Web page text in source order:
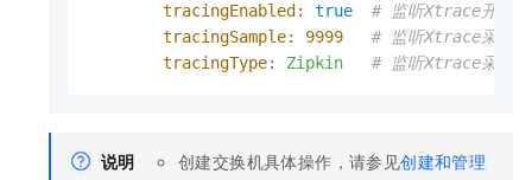
tracingEnabled:
true
# 监听Xtrace开关
tracingSample:
9999
# 监听Xtrace采样
tracingType:
Zipkin # 监听Xtrace采样
说明 创建交换机具体操作，请参见创建和管理